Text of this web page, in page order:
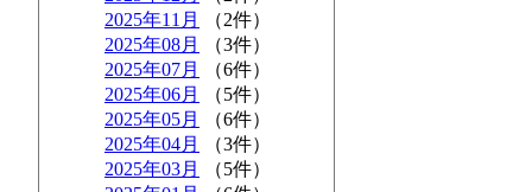
2025年11月
（2件）
2025年08月
（3件）
2025年07月
（6件）
2025年06月
（5件）
2025年05月
（6件）
2025年04月
（3件）
2025年03月
（5件）